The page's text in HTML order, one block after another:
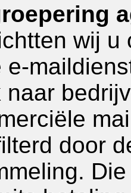
wij u
e-
door